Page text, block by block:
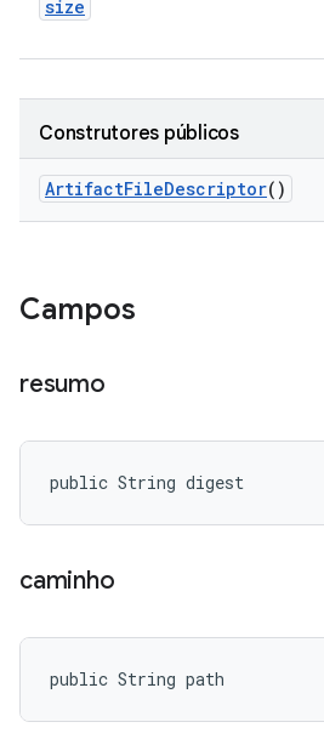
size
Construtores públicos
ArtifactFileDescriptor()
Campos
resumo
public String digest
caminho
public String path